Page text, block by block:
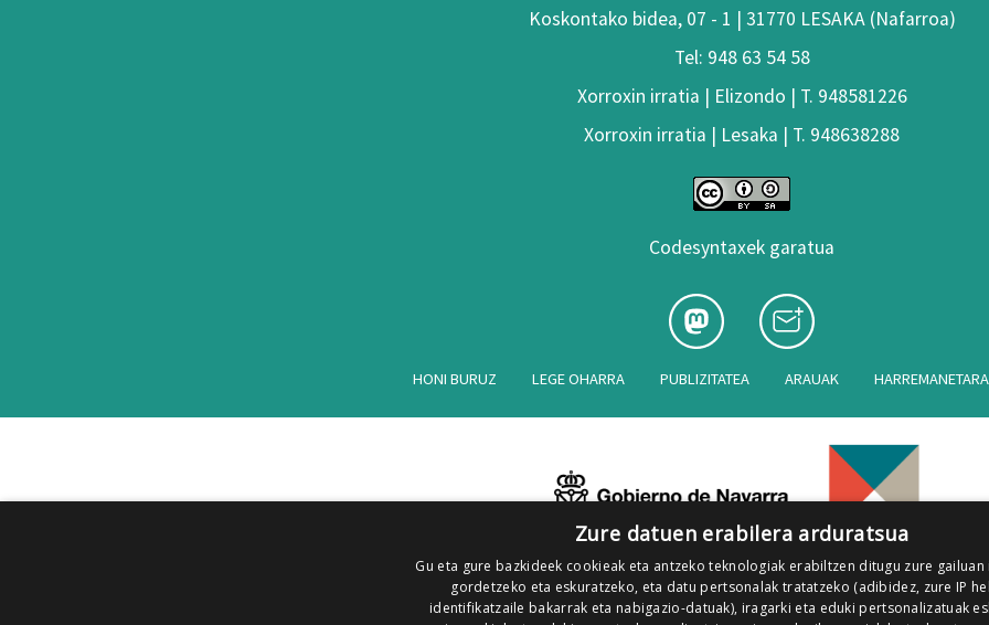
Koskontako bidea, 07 - 1 | 31770 LESAKA (Nafarroa)
Tel: 948 63 54 58
Xorroxin irratia | Elizondo | T. 948581226
Xorroxin irratia | Lesaka | T. 948638288
Codesyntaxek garatua
HONI BURUZ LEGE OHARRA PUBLIZITATEA ARAUAK
Zure datuen erabilera arduratsua
Gu eta gure bazkideek cookieak eta antzeko teknologiak erabiltzen ditugu zure
gordetzeko eta eskuratzeko, eta datu pertsonalak tratatzeko (adibidez, zure IP
identifikatzaile bakarrak eta nabigazio-datuak), iragarki eta eduki pertsonalizatuak